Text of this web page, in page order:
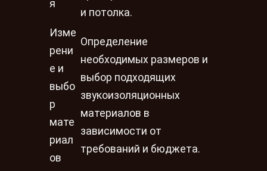
я
и потолка.
Изме
рени
е и
выбо
р
мате
риал
ов
Определение
необходимых размеров и
выбор подходящих
звукоизоляционных
материалов в
зависимости от
требований и бюджета.